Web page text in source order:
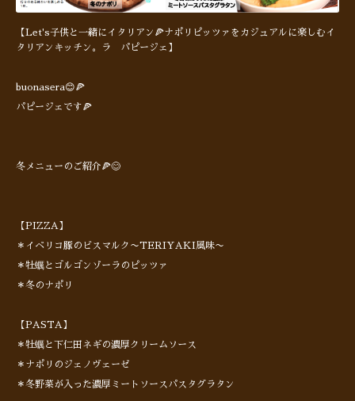
【Let's子供と一緒にイタリアン🍕ナポリピッツァをカジュアルに楽しむイ
タリアンキッチン。ラ パピージェ】
buonasera😊🍕
パピージェです🍕
冬メニューのご紹介🍕😊
【PIZZA】
＊イベリコ豚のビスマルク〜TERIYAKI風味〜
＊牡蠣とゴルゴンゾーラのピッツァ
＊冬のナポリ
【PASTA】
＊牡蠣と下仁田ネギの濃厚クリームソース
＊ナポリのジェノヴェーゼ
＊冬野菜が入った濃厚ミートソースパスタグラタン